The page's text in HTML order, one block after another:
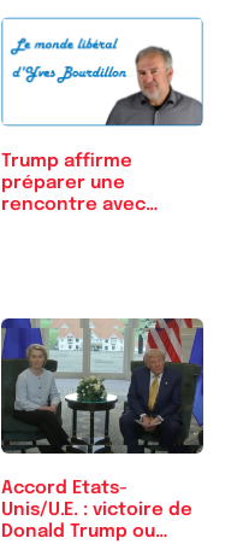
Trump affirme
préparer une
rencontre avec
Accord Etats-
Unis/U.E. : victoire de
Donald Trump ou…